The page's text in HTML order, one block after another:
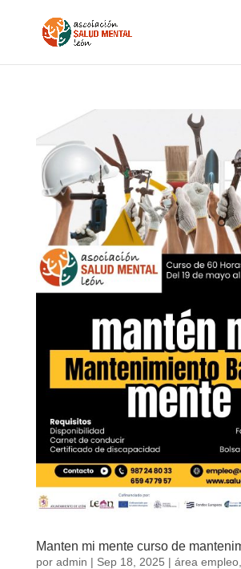
Manten mi mente curso de
por admin | Sep 18, 2025 | área empleo,